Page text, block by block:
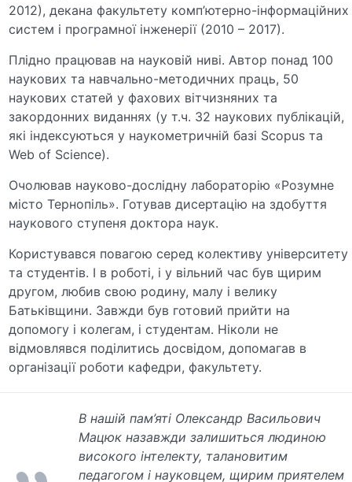
2012), декана факультету комп’ютерно-інформаційних
систем і програмної інженерії (2010 – 2017).
Плідно працював на науковій ниві. Автор понад 100
наукових та навчально-методичних праць, 50
наукових статей у фахових вітчизняних та
закордонних виданнях (у т.ч. 32 наукових публікацій,
які індексуються у наукометричній базі Scopus та
Web of Science).
Очолював науково-дослідну лабораторію «Розумне
місто Тернопіль». Готував дисертацію на здобуття
наукового ступеня доктора наук.
Користувався повагою серед колективу університету
та студентів. І в роботі, і у вільний час був щирим
другом, любив свою родину, малу і велику
Батьківщини. Завжди був готовий прийти на
допомогу і колегам, і студентам. Ніколи не
відмовлявся поділитись досвідом, допомагав в
організації роботи кафедри, факультету.
В нашій пам’яті Олександр Васильович
Мацюк назавжди залишиться людиною
високого інтелекту, талановитим
педагогом і науковцем, щирим приятелем